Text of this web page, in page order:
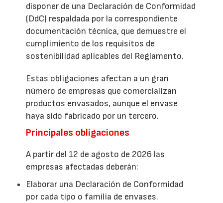
disponer de una Declaración de Conformidad
(DdC) respaldada por la correspondiente
documentación técnica, que demuestre el
cumplimiento de los requisitos de
sostenibilidad aplicables del Reglamento.
Estas obligaciones afectan a un gran
número de empresas que comercializan
productos envasados, aunque el envase
haya sido fabricado por un tercero.
Principales obligaciones
A partir del 12 de agosto de 2026 las
empresas afectadas deberán:
Elaborar una Declaración de Conformidad
por cada tipo o familia de envases.